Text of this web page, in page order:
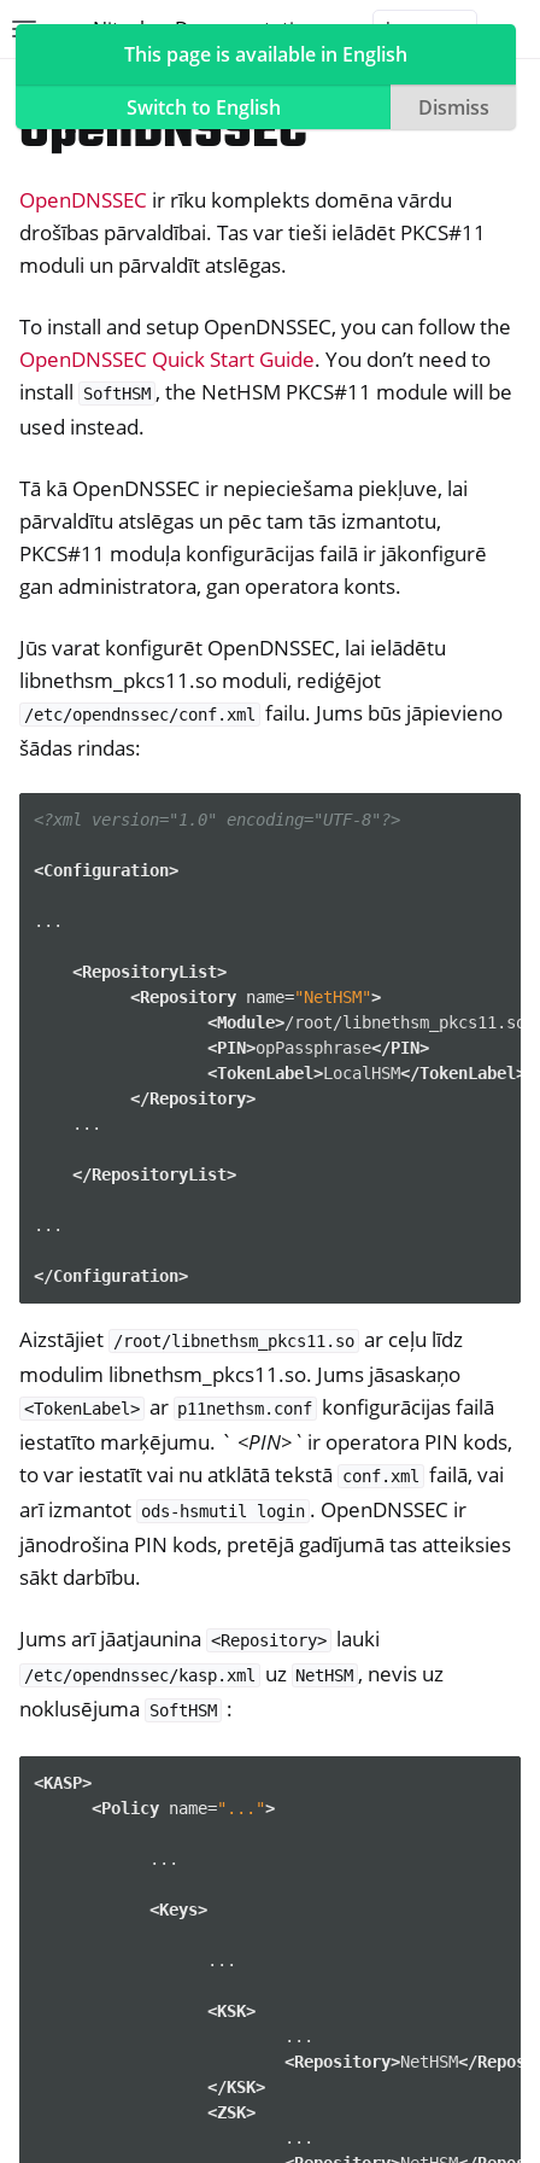
Nitrokey Documentation
navigation of Nitrokeys
navigation of NitroPad, NitroPC
navigation of NextBox
navigation of NetHSM
navigation of Compatible Software
navigation of NitroWall
navigation of NitroWall NW750
navigation of Programmatūra
OpenDNSSEC
OpenDNSSEC ir rīku komplekts domēna vārdu
drošības pārvaldībai. Tas var tieši ielādēt PKCS#11
moduli un pārvaldīt atslēgas.
To install and setup OpenDNSSEC, you can follow the
OpenDNSSEC Quick Start Guide. You don’t need to
install
SoftHSM , the NetHSM PKCS#11 module will be
used instead.
Tā kā OpenDNSSEC ir nepieciešama piekļuve, lai
pārvaldītu atslēgas un pēc tam tās izmantotu,
PKCS#11 moduļa konfigurācijas failā ir jākonfigurē
gan administratora, gan operatora konts.
Jūs varat konfigurēt OpenDNSSEC, lai ielādētu
libnethsm_pkcs11.so moduli, rediģējot
/etc/opendnssec/conf.xml
failu. Jums būs jāpievieno
šādas rindas:
<?xml version="1.0" encoding="UTF-8"?>
<Configuration>
...
<RepositoryList>
<Repository name="NetHSM">
<Module>/root/libnethsm_pkcs11.so
<PIN>opPassphrase</PIN>
<TokenLabel>LocalHSM</TokenLabel>
</Repository>
...
</RepositoryList>
...
</Configuration>
Aizstājiet /root/libnethsm_pkcs11.so ar ceļu līdz
modulim libnethsm_pkcs11.so. Jums jāsaskaņo
<TokenLabel> ar p11nethsm.conf konfigurācijas failā
iestatīto marķējumu. ` <PIN>` ir operatora PIN kods,
to var iestatīt vai nu atklātā tekstā
conf.xml
failā, vai
arī izmantot ods-hsmutil login . OpenDNSSEC ir
jānodrošina PIN kods, pretējā gadījumā tas atteiksies
sākt darbību.
Jums arī jāatjaunina <Repository> lauki
/etc/opendnssec/kasp.xml uz NetHSM , nevis uz
noklusējuma
SoftHSM :
<KASP>
<Policy name="...">
...
<Keys>
...
<KSK>
<Repository>NetHSM</
</KSK>
<ZSK>
This page is available in English
Switch to English
Dismiss